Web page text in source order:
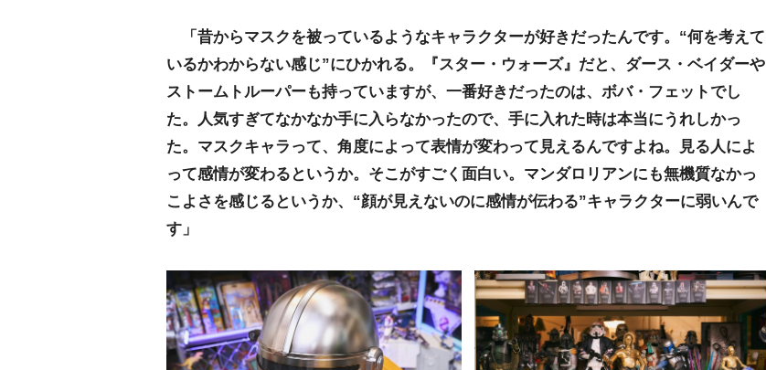
「昔からマスクを被っているようなキャラクターが好きだったんです。“何を考えて
いるかわからない感じ”にひかれる。『スター・ウォーズ』だと、ダース・ベイダー
ストームトルーパーも持っていますが、一番好きだったのは、ボバ・フェットでし
た。人気すぎてなかなか手に入らなかったので、手に入れた時は本当にうれしかっ
た。マスクキャラって、角度によって表情が変わって見えるんですよね。見る人によ
って感情が変わるというか。そこがすごく面白い。マンダロリアンにも無機質なかっ
こよさを感じるというか、“顔が見えないのに感情が伝わる”キャラクターに弱いんで
す」